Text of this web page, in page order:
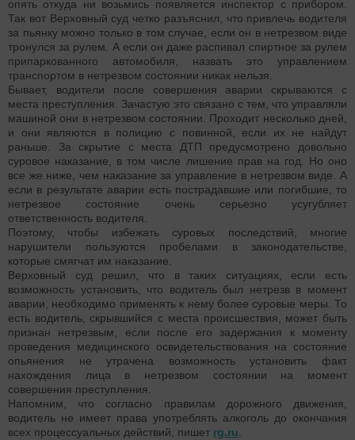
опять откуда ни возьмись появляется инспектор с прибором.
Так вот Верховный суд четко разъяснил, что привлечь водителя
за пьянку можно только в том случае, если он в нетрезвом виде
тронулся за рулем. А если он даже распивал спиртное за рулем
припаркованного автомобиля, назвать это управлением
транспортом в нетрезвом состоянии никак нельзя.
Бывает, водители после совершения аварии скрываются с
места преступления. Зачастую это связано с тем, что управляли
машиной они в нетрезвом состоянии. Проходит несколько дней,
и они являются в полицию с повинной, если их не найдут
раньше. За скрытие с места ДТП предусмотрено довольно
суровое наказание, в том числе лишение прав на год. Но оно
все же ниже, чем наказание за управление в нетрезвом виде. А
если в результате аварии есть пострадавшие или погибшие, то
нетрезвое состояние очень серьезно усугубляет
ответственность водителя.
Поэтому, чтобы избежать суровых последствий, многие
нарушители пользуются пробелами в законодательстве,
которые смягчат им наказание.
Верховный суд решил, что в таких ситуациях, если есть
возможность установить, что водитель был нетрезв в момент
аварии, необходимо применять к нему более суровые меры. То
есть водитель, скрывшийся с места происшествия, может быть
признан нетрезвым, если после его задержания к моменту
проведения медицинского освидетельствования на состояние
опьянения не утрачена возможность установить факт
нахождения лица в нетрезвом состоянии на момент
совершения преступления.
Напомним, что согласно правилам дорожного движения,
водитель не имеет права употреблять алкоголь до окончания
всех процессуальных действий, пишет rg.ru.